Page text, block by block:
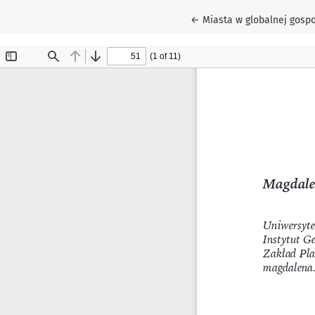
← Wróć do szczegółów
Miasta w globalnej